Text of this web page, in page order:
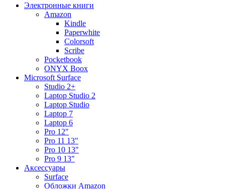
Электронные книги
Amazon
Kindle
Paperwhite
Colorsoft
Scribe
Pocketbook
ONYX Boox
Microsoft Surface
Studio 2+
Laptop Studio 2
Laptop Studio
Laptop 7
Laptop 6
Pro 12"
Pro 11 13"
Pro 10 13"
Pro 9 13"
Аксессуары
Surface
Обложки Amazon